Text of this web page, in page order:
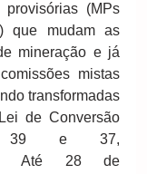
(MPs
que mudam as
mineração e já
mistas
transformadas
de Conversão
39 e 37,
Até 28 de